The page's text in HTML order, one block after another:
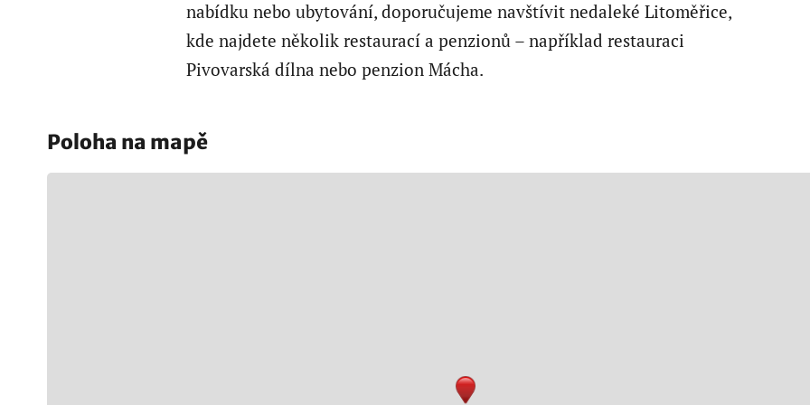
nabídku nebo ubytování, doporučujeme navštívit nedaleké Litoměřice,
kde najdete několik restaurací a penzionů – například restauraci
Pivovarská dílna nebo penzion Mácha.
Poloha na mapě